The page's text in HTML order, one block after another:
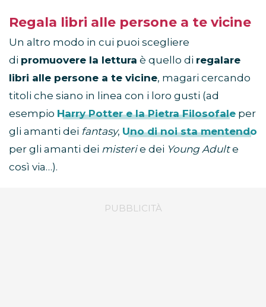
Regala libri alle persone a te vicine
Un altro modo in cui puoi scegliere
di promuovere la lettura è quello di regalare
libri alle persone a te vicine, magari cercando
titoli che siano in linea con i loro gusti (ad
esempio Harry Potter e la Pietra Filosofale per
gli amanti dei fantasy, Uno di noi sta mentendo
per gli amanti dei misterie dei Young Adulte
così via…).